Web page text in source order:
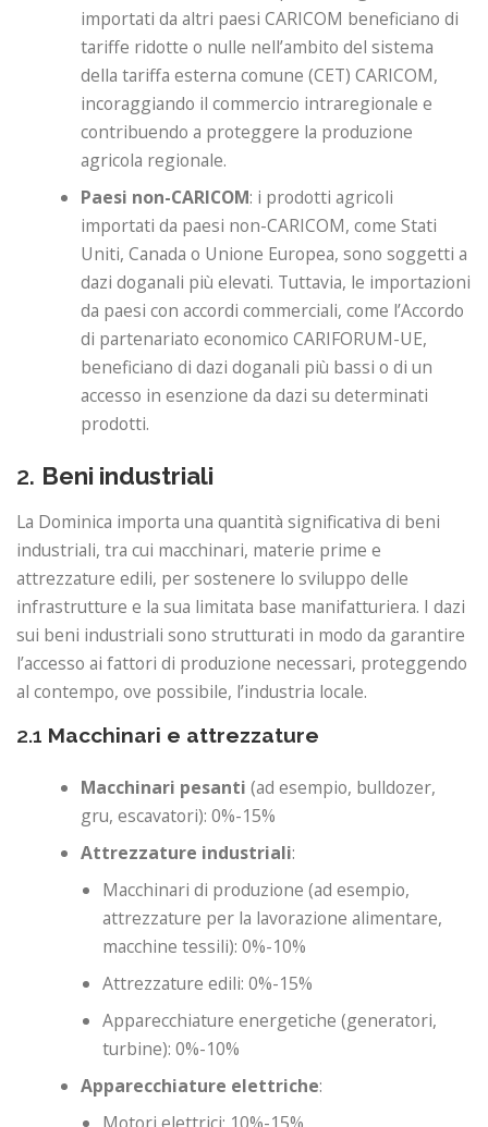
importati da altri paesi CARICOM beneficiano di
tariffe ridotte o nulle nell’ambito del sistema
della tariffa esterna comune (CET) CARICOM,
incoraggiando il commercio intraregionale e
contribuendo a proteggere la produzione
agricola regionale.
Paesi non-CARICOM: i prodotti agricoli
importati da paesi non-CARICOM, come Stati
Uniti, Canada o Unione Europea, sono soggetti a
dazi doganali più elevati. Tuttavia, le importazioni
da paesi con accordi commerciali, come l’Accordo
di partenariato economico CARIFORUM-UE,
beneficiano di dazi doganali più bassi o di un
accesso in esenzione da dazi su determinati
prodotti.
2. Beni industriali
La Dominica importa una quantità significativa di beni
industriali, tra cui macchinari, materie prime e
attrezzature edili, per sostenere lo sviluppo delle
infrastrutture e la sua limitata base manifatturiera. I dazi
sui beni industriali sono strutturati in modo da garantire
l’accesso ai fattori di produzione necessari, proteggendo
al contempo, ove possibile, l’industria locale.
2.1 Macchinari e attrezzature
Macchinari pesanti (ad esempio, bulldozer,
gru, escavatori): 0%-15%
Attrezzature industriali:
Macchinari di produzione (ad esempio,
attrezzature per la lavorazione alimentare,
macchine tessili): 0%-10%
Attrezzature edili: 0%-15%
Apparecchiature energetiche (generatori,
turbine): 0%-10%
Apparecchiature elettriche: